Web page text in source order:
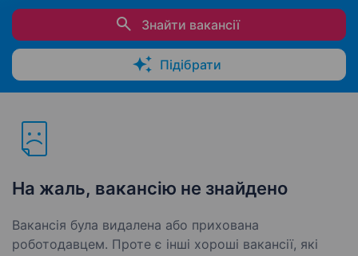
Знайти вакансії
Підібрати
На жаль, вакансію не знайдено
Вакансія була видалена або прихована
роботодавцем. Проте є інші хороші вакансії, які